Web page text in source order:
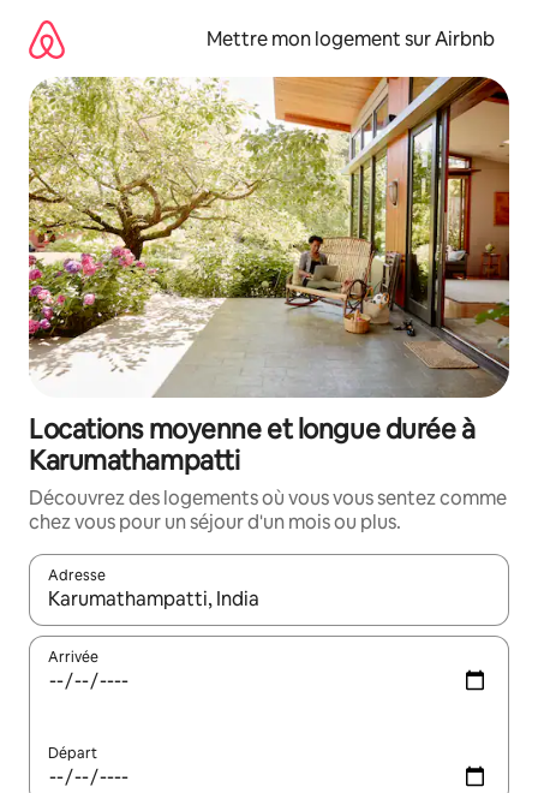
directement
contenu
Mettre mon logement sur Airbnb
Locations moyenne et longue durée à
Karumathampatti
Découvrez des logements où vous vous sentez comme
chez vous pour un séjour d'un mois ou plus.
Adresse
Lorsque les résultats s'affichent, utilisez les flèches vers le
Arrivée
Départ